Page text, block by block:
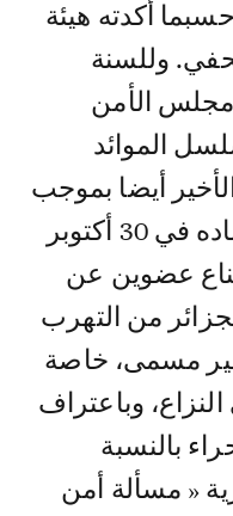
أكدته هيئة
وللسنة
مجلس الأمن
الموائد
أيضا بموجب
القرار 2703، الذي تم اعتماده في 30 أكتوبر
صوتا وامتناع عضوين عن
من التهرب
مسمى، خاصة
وباعتراف
بالنسبة
« مسألة أمن